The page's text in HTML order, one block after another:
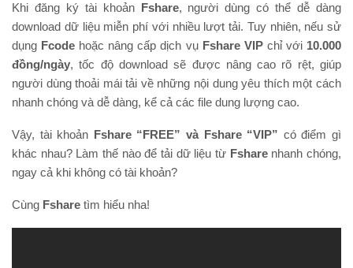
Khi đăng ký tài khoản Fshare, người dùng có thể dễ dàng
download dữ liệu miễn phí với nhiều lượt tải. Tuy nhiên, nếu sử
dụng Fcode hoặc nâng cấp dịch vụ Fshare VIPchỉ với 10.000
đồng/ngày, tốc độ download sẽ được nâng cao rõ rệt, giúp
người dùng thoải mái tải về những nội dung yêu thích một cách
nhanh chóng và dễ dàng, kể cả các file dung lượng cao.
Vậy, tài khoản Fshare “FREE” và Fshare “VIP” có điểm gì
khác nhau? Làm thế nào để tải dữ liệu từ Fshare nhanh chóng,
ngay cả khi không có tài khoản?
Cùng Fshare tìm hiểu nha!